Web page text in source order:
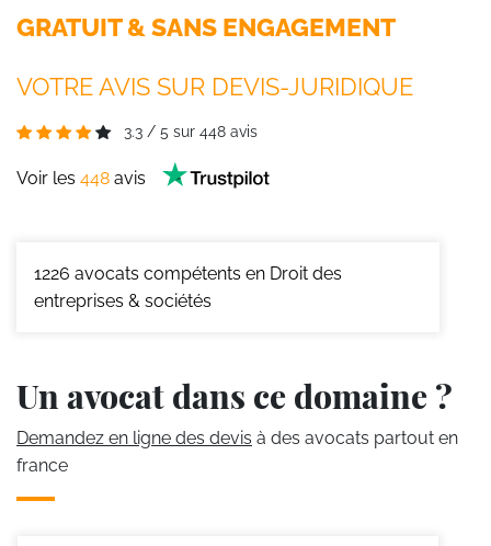
GRATUIT & SANS ENGAGEMENT
VOTRE AVIS SUR DEVIS-JURIDIQUE
3.3 / 5 sur 448 avis
Voir les 448 avis
1226 avocats compétents en Droit des
entreprises & sociétés
Un avocat dans ce domaine ?
Demandez en ligne des devis à des avocats partout en
france